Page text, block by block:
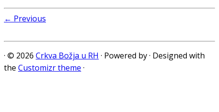
← Previous
· © 2026 Crkva Božja u RH · Powered by· Designed with
the Customizr theme ·